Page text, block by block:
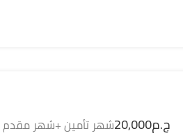
ج.م20,000 شهر تأمين +شهر مقدم